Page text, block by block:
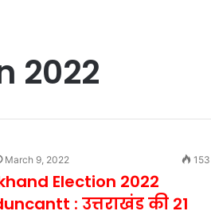
2022
March 9, 2022 153
Election 2022
: उत्तराखंड की 21